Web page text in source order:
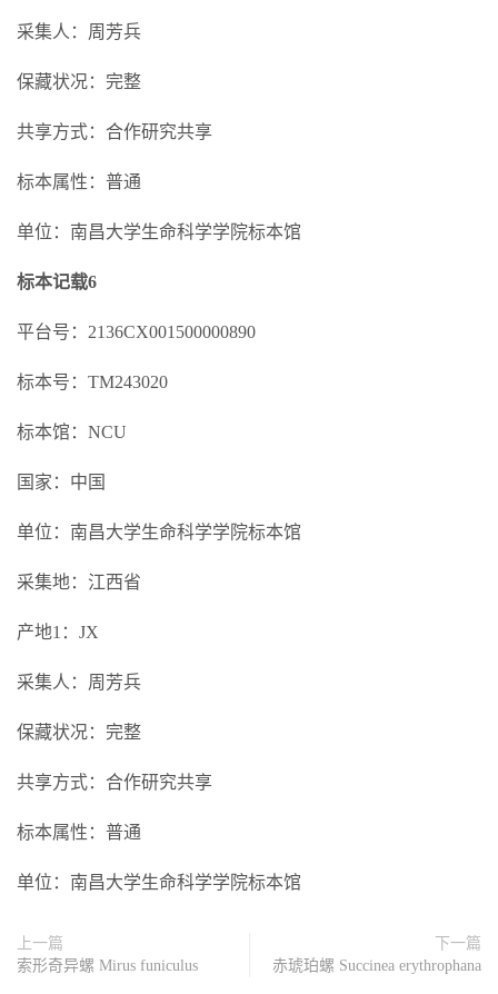
采集人：周芳兵
保藏状况：完整
共享方式：合作研究共享
标本属性：普通
单位：南昌大学生命科学学院标本馆
标本记载6
平台号：2136CX001500000890
标本号：TM243020
标本馆：NCU
国家：中国
单位：南昌大学生命科学学院标本馆
采集地：江西省
产地1：JX
采集人：周芳兵
保藏状况：完整
共享方式：合作研究共享
标本属性：普通
单位：南昌大学生命科学学院标本馆
上一篇
索形奇异螺 Mirus funiculus
下一篇
赤琥珀螺 Succinea erythrophana